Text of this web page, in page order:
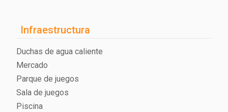
Infraestructura
Duchas de agua caliente
Mercado
Parque de juegos
Sala de juegos
Piscina